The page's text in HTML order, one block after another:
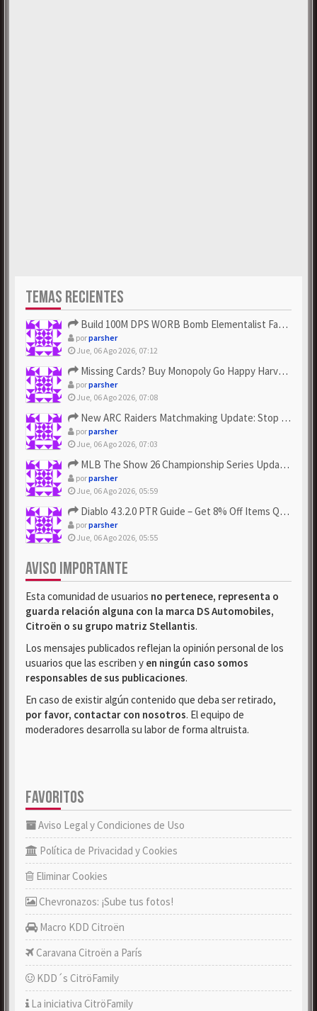
TEMAS RECIENTES
Build 100M DPS WORB Bomb Elementalist Fast - Grab POE Curren...
porparsher
Jue, 06 Ago 2026, 07:12
Missing Cards? Buy Monopoly Go Happy Harvest with Looney Tun...
porparsher
Jue, 06 Ago 2026, 07:08
New ARC Raiders Matchmaking Update: Stop Failed - Grab Bluep...
porparsher
Jue, 06 Ago 2026, 07:03
MLB The Show 26 Championship Series Update! Get Cheap & ...
porparsher
Jue, 06 Ago 2026, 05:59
Diablo 4 3.2.0 PTR Guide – Get 8% Off Items Quickly to Test ...
porparsher
Jue, 06 Ago 2026, 05:55
AVISO IMPORTANTE
Esta comunidad de usuarios no pertenece, representa o
guarda relación alguna con la marca DS Automobiles,
Citroën o su grupo matriz Stellantis.
Los mensajes publicados reflejan la opinión personal de los
usuarios que las escriben y en ningún caso somos
responsables de sus publicaciones.
En caso de existir algún contenido que deba ser retirado,
por favor, contactar con nosotros. El equipo de
moderadores desarrolla su labor de forma altruista.
FAVORITOS
Aviso Legal y Condiciones de Uso
Política de Privacidad y Cookies
Eliminar Cookies
Chevronazos: ¡Sube tus fotos!
Macro KDD Citroën
Caravana Citroën a París
KDD´s CitröFamily
La iniciativa CitröFamily